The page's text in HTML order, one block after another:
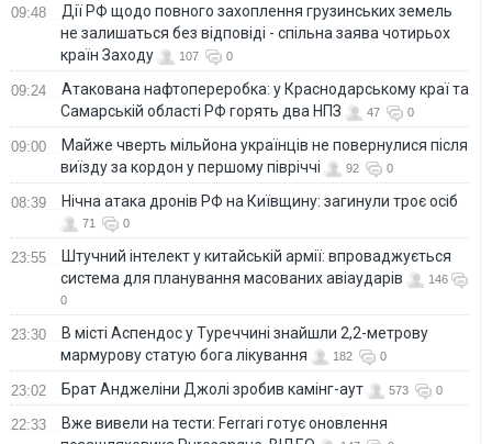
09:48
Дії РФ щодо повного захоплення грузинських земель
не залишаться без відповіді - спільна заява чотирьох
країн Заходу
107 0
09:24
Атакована нафтопереробка: у Краснодарському краї та
Самарській області РФ горять два НПЗ
47 0
09:00
Майже чверть мільйона українців не повернулися після
виїзду за кордон у першому півріччі
92 0
08:39 Нічна атака дронів РФ на Київщину: загинули троє осіб
71 0
23:55
Штучний інтелект у китайській армії: впроваджується
система для планування масованих авіаударів
146
0
23:30
В місті Аспендос у Туреччині знайшли 2,2-метрову
мармурову статую бога лікування
182 0
23:02 Брат Анджеліни Джолі зробив камінг-аут 573 0
22:33
Вже вивели на тести: Ferrari готує оновлення